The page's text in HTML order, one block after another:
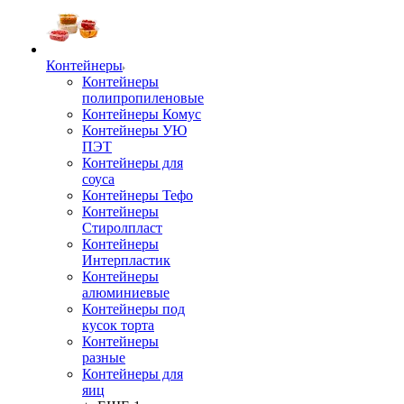
Контейнеры
Контейнеры
полипропиленовые
Контейнеры Комус
Контейнеры УЮ
ПЭТ
Контейнеры для
соуса
Контейнеры Тефо
Контейнеры
Стиролпласт
Контейнеры
Интерпластик
Контейнеры
алюминиевые
Контейнеры под
кусок торта
Контейнеры
разные
Контейнеры для
яиц